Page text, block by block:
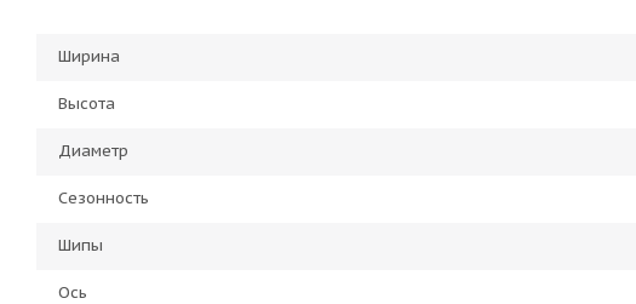
Ширина
Высота
Диаметр
Сезонность
Шипы
Ось